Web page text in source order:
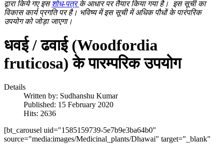
द्वारा किये गए इसशोध-पत्रके आधार पर तैयार किया गया है। इस सूची का
विकास कार्य प्रगति पर है। भविष्य में इस सूची में अधिक पौधों के पारंपरिक
उपयोग को जोड़ा जाएगा।
धवई / ढवाई (Woodfordia
fruticosa) के पारम्परिक उपयोग
Details
Written by: Sudhanshu Kumar
Published: 15 February 2020
Hits: 2636
[bt_carousel uid="1585159739-5e7b9e3ba64b0"
source="media:images/Medicinal_plants/Dhawai" target="_blank"